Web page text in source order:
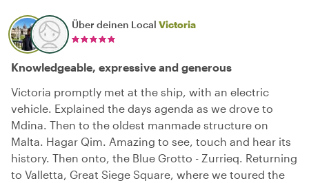
Über deinen Local Victoria
Knowledgeable, expressive and generous
Victoria promptly met at the ship, with an electric
vehicle. Explained the days agenda as we drove to
Mdina. Then to the oldest manmade structure on
Malta. Hagar Qim. Amazing to see, touch and hear its
history. Then onto, the Blue Grotto - Zurrieq. Returning
to Valletta, Great Siege Square, where we toured the